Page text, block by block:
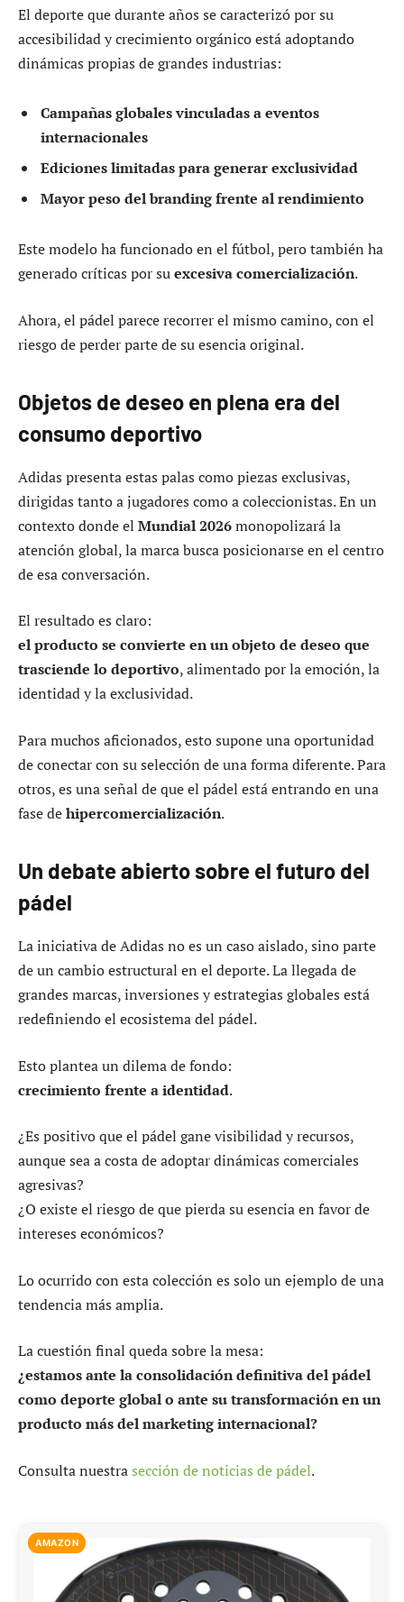
El deporte que durante años se caracterizó por su
accesibilidad y crecimiento orgánico está adoptando
dinámicas propias de grandes industrias:
Campañas globales vinculadas a eventos
internacionales
Ediciones limitadas para generar exclusividad
Mayor peso del branding frente al rendimiento
Este modelo ha funcionado en el fútbol, pero también ha
generado críticas por suexcesiva comercialización.
Ahora, el pádel parece recorrer el mismo camino, con el
riesgo de perder parte de su esencia original.
Objetos de deseo en plena era del
consumo deportivo
Adidas presenta estas palas como piezas exclusivas,
dirigidas tanto a jugadores como a coleccionistas. En un
contexto donde el Mundial 2026monopolizará la
atención global, la marca busca posicionarse en el centro
de esa conversación.
El resultado es claro:
el producto se convierte en un objeto de deseo que
trasciende lo deportivo, alimentado por la emoción, la
identidad y la exclusividad.
Para muchos aficionados, esto supone una oportunidad
de conectar con su selección de una forma diferente. Para
otros, es una señal de que el pádel está entrando en una
fase dehipercomercialización.
Un debate abierto sobre el futuro del
pádel
La iniciativa de Adidas no es un caso aislado, sino parte
de un cambio estructural en el deporte. La llegada de
grandes marcas, inversiones y estrategias globales está
redefiniendo el ecosistema del pádel.
Esto plantea un dilema de fondo:
crecimiento frente a identidad.
¿Es positivo que el pádel gane visibilidad y recursos,
aunque sea a costa de adoptar dinámicas comerciales
agresivas?
¿O existe el riesgo de que pierda su esencia en favor de
intereses económicos?
Lo ocurrido con esta colección es solo un ejemplo de una
tendencia más amplia.
La cuestión final queda sobre la mesa:
¿estamos ante la consolidación definitiva del pádel
como deporte global o ante su transformación en un
producto más del marketing internacional?
Consulta nuestrasección de noticias de pádel.
AMAZON